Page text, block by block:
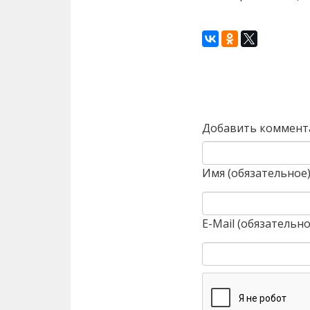
Добавить
Имя (обязательное)
E-Mail